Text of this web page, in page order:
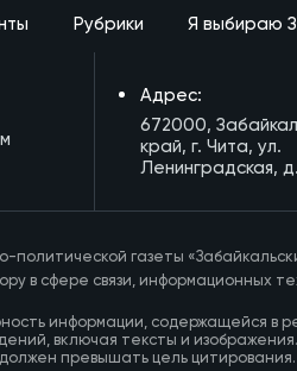
Рубрики Я выбираю
Адрес:
672000,
край, г. Чита, ул.
Ленинградская,
газеты
в сфере связи, информационных
информации, содержащейся
включая тексты и
превышать цель